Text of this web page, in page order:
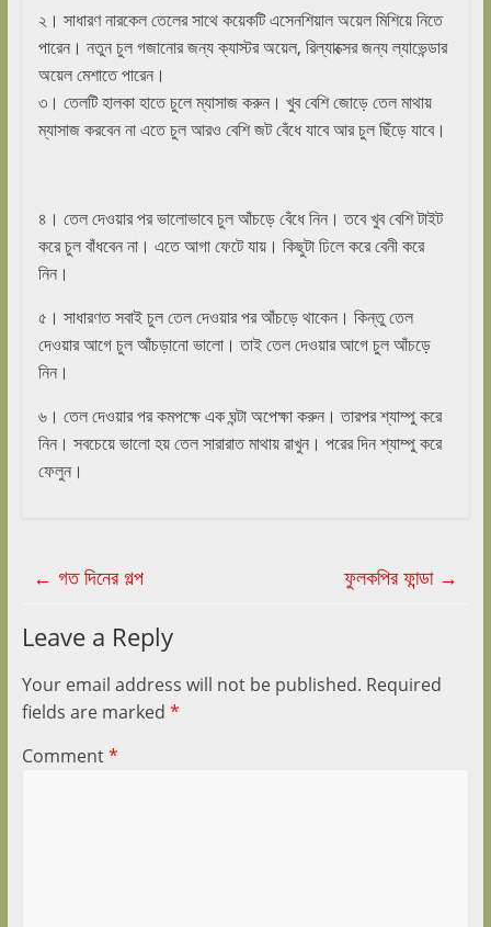
২। সাধারণ নারকেল তেলের সাথে কয়েকটি এসেনশিয়াল অয়েল মিশিয়ে নিতে
পারেন। নতুন চুল গজানোর জন্য ক্যাস্টর অয়েল, রিল্যাক্সের জন্য ল্যাভেন্ডার
অয়েল মেশাতে পারেন।
৩। তেলটি হালকা হাতে চুলে ম্যাসাজ করুন। খুব বেশি জোড়ে তেল মাথায়
ম্যাসাজ করবেন না এতে চুল আরও বেশি জট বেঁধে যাবে আর চুল ছিঁড়ে যাবে।
৪। তেল দেওয়ার পর ভালোভাবে চুল আঁচড়ে বেঁধে নিন। তবে খুব বেশি টাইট
করে চুল বাঁধবেন না। এতে আগা ফেটে যায়। কিছুটা ঢিলে করে বেনী করে
নিন।
৫। সাধারণত সবাই চুল তেল দেওয়ার পর আঁচড়ে থাকেন। কিন্তু তেল
দেওয়ার আগে চুল আঁচড়ানো ভালো। তাই তেল দেওয়ার আগে চুল আঁচড়ে
নিন।
৬। তেল দেওয়ার পর কমপক্ষে এক ঘন্টা অপেক্ষা করুন। তারপর শ্যাম্পু করে
নিন। সবচেয়ে ভালো হয় তেল সারারাত মাথায় রাখুন। পরের দিন শ্যাম্পু করে
ফেলুন।
← গত দিনের গল্প ফুলকপির ফান্ডা →
Leave a Reply
Your email address will not be published. Required
fields are marked *
Comment*